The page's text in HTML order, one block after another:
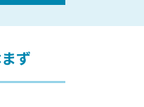
ず